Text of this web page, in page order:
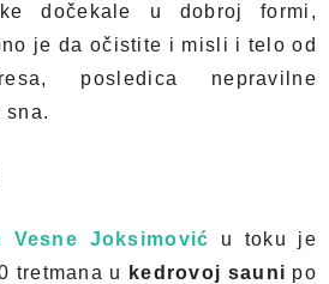
dočekale u dobroj formi,
je da očistite i misli i telo od
posledica nepravilne
sna.
Vesne Joksimović
u toku je
tretmana u
kedrovoj sauni po